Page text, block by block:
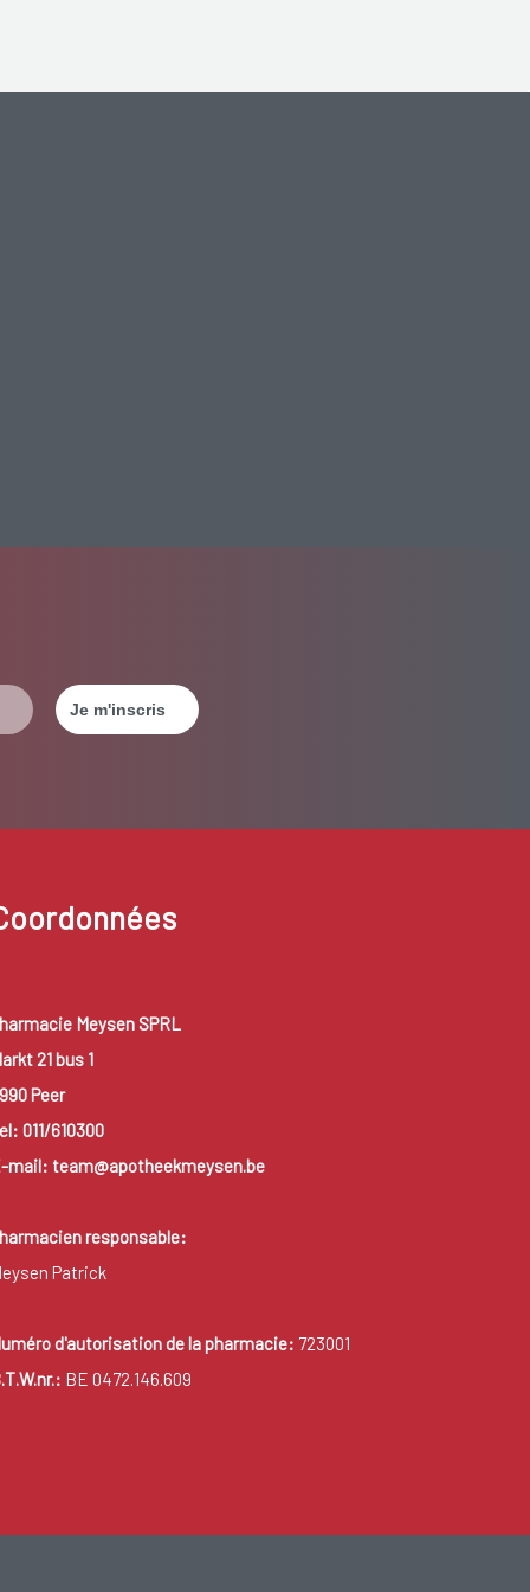
Meysen SPRL
21 bus 1
Peer
011/610300
mail: team@apotheekmeysen.be
responsable:
Patrick
d'autorisation de la pharmacie: 723001
BE 0472.146.609